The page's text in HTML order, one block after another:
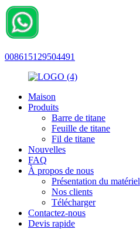
008615129504491
Maison
Produits
Barre de titane
Feuille de titane
Fil de titane
Nouvelles
FAQ
À propos de nous
Présentation du matériel
Nos clients
Télécharger
Contactez-nous
Devis rapide